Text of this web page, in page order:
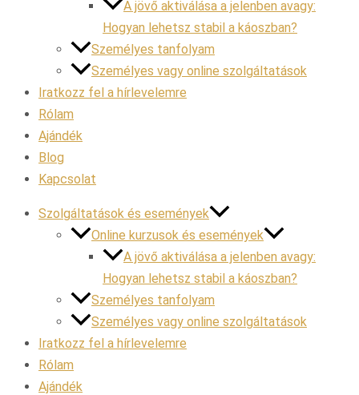
A jövő aktiválása a jelenben avagy:
Hogyan lehetsz stabil a káoszban?
Személyes tanfolyam
Személyes vagy online szolgáltatások
Iratkozz fel a hírlevelemre
Rólam
Ajándék
Blog
Kapcsolat
Szolgáltatások és események
Online kurzusok és események
A jövő aktiválása a jelenben avagy:
Hogyan lehetsz stabil a káoszban?
Személyes tanfolyam
Személyes vagy online szolgáltatások
Iratkozz fel a hírlevelemre
Rólam
Ajándék